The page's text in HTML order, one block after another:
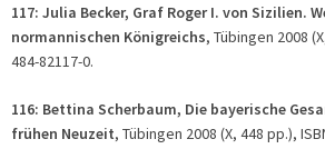
117: Julia Becker, Graf Roger I. von Sizilien.
normannischen Königreichs, Tübingen 2008
484-82117-0.
116: Bettina Scherbaum, Die bayerische
frühen Neuzeit, Tübingen 2008 (X, 448 pp.),